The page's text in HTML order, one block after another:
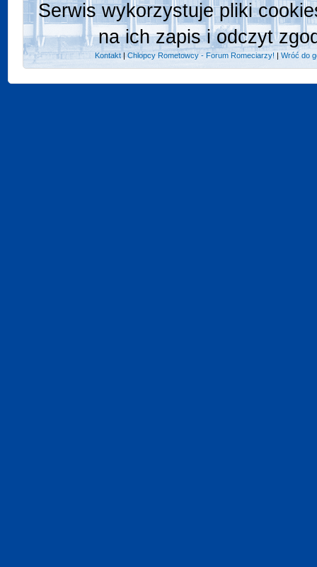
Serwis wykorzystuje pliki
na ich zapis i odczyt
Kontakt |Chlopcy Rometowcy - Forum Romeciarzy! |Wróć do